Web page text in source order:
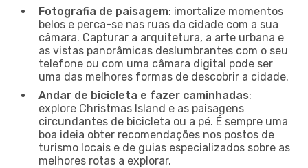
Fotografia de paisagem: imortalize momentos
belos e perca-se nas ruas da cidade com a sua
câmara. Capturar a arquitetura, a arte urbana e
as vistas panorâmicas deslumbrantes com o seu
telefone ou com uma câmara digital pode ser
uma das melhores formas de descobrir a cidade.
Andar de bicicleta e fazer caminhadas:
explore Christmas Island e as paisagens
circundantes de bicicleta ou a pé. É sempre uma
boa ideia obter recomendações nos postos de
turismo locais e de guias especializados sobre as
melhores rotas a explorar.